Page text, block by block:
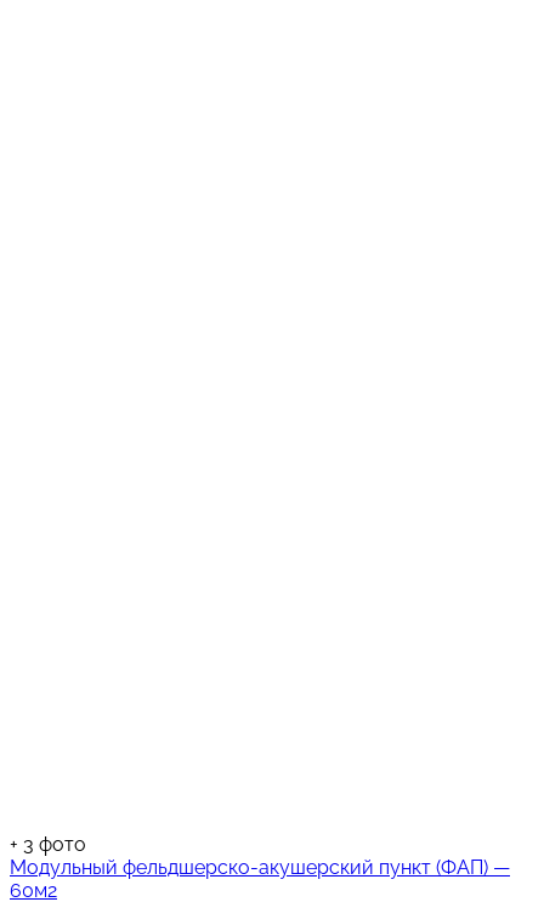
+ 3 фото
Модульный фельдшерско-акушерский пункт (ФАП) —
60м2